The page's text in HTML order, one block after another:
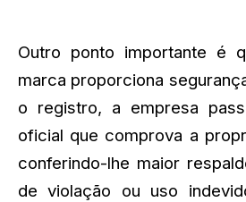
Outro ponto importante é
marca proporciona
o registro, a empresa
oficial que comprova a
conferindo-lhe maior
de violação ou uso